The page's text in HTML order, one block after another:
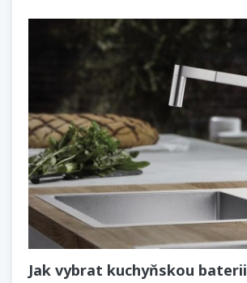
Jak vybrat kuchyňskou baterii